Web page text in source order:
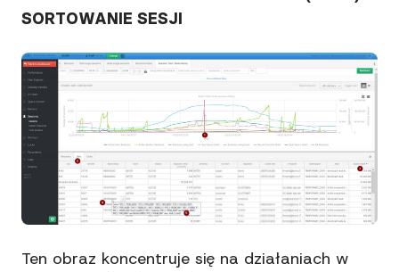
SORTOWANIE SESJI
Ten obraz koncentruje się na działaniach w